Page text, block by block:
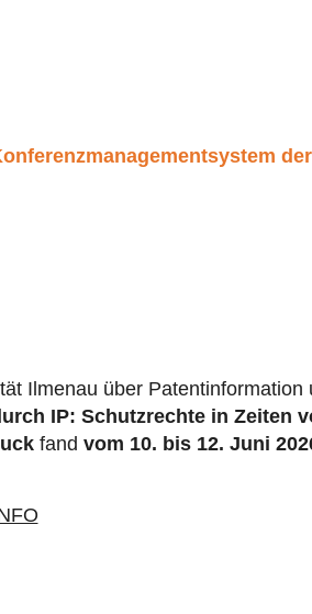
Ilmenau über Patentinformation
IP: Schutzrechte in Zeiten
fand vom 10. bis 12. Juni